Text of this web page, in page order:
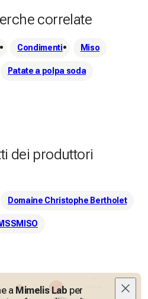
correlate
Condimenti Miso
Patate a polpa soda
dei produttori
Domaine Christophe Bertholet
a Mimelis Lab per